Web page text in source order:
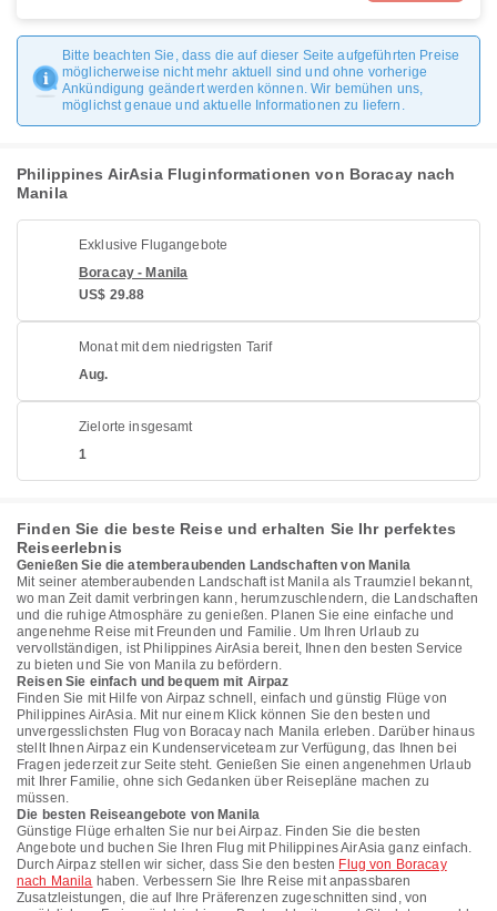
Bitte beachten Sie, dass die auf dieser Seite aufgeführten Preise
möglicherweise nicht mehr aktuell sind und ohne vorherige
Ankündigung geändert werden können. Wir bemühen uns,
möglichst genaue und aktuelle Informationen zu liefern.
Philippines AirAsia Fluginformationen von Boracay nach
Manila
Exklusive Flugangebote
Boracay - Manila
US$ 29.88
Monat mit dem niedrigsten Tarif
Aug.
Zielorte insgesamt
1
Finden Sie die beste Reise und erhalten Sie Ihr perfektes
Reiseerlebnis
Genießen Sie die atemberaubenden Landschaften von Manila
Mit seiner atemberaubenden Landschaft ist Manila als Traumziel bekannt,
wo man Zeit damit verbringen kann, herumzuschlendern, die Landschaften
und die ruhige Atmosphäre zu genießen. Planen Sie eine einfache und
angenehme Reise mit Freunden und Familie. Um Ihren Urlaub zu
vervollständigen, ist Philippines AirAsia bereit, Ihnen den besten Service
zu bieten und Sie von Manila zu befördern.
Reisen Sie einfach und bequem mit Airpaz
Finden Sie mit Hilfe von Airpaz schnell, einfach und günstig Flüge von
Philippines AirAsia. Mit nur einem Klick können Sie den besten und
unvergesslichsten Flug von Boracay nach Manila erleben. Darüber hinaus
stellt Ihnen Airpaz ein Kundenserviceteam zur Verfügung, das Ihnen bei
Fragen jederzeit zur Seite steht. Genießen Sie einen angenehmen Urlaub
mit Ihrer Familie, ohne sich Gedanken über Reisepläne machen zu
müssen.
Die besten Reiseangebote von Manila
Günstige Flüge erhalten Sie nur bei Airpaz. Finden Sie die besten
Angebote und buchen Sie Ihren Flug mit Philippines AirAsia ganz einfach.
Durch Airpaz stellen wir sicher, dass Sie den besten Flug von Boracay
nach Manila haben. Verbessern Sie Ihre Reise mit anpassbaren
Zusatzleistungen, die auf Ihre Präferenzen zugeschnitten sind, von